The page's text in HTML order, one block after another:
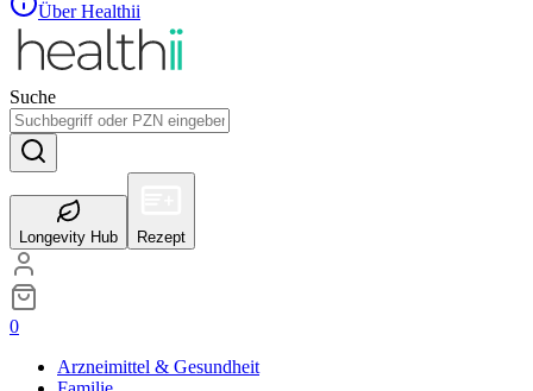
Über Healthii
Suche
Longevity Hub Rezept
0
Arzneimittel & Gesundheit